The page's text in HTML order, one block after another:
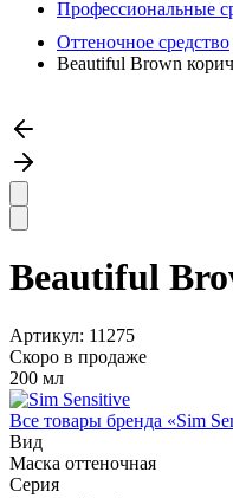
Профессиональные
Оттеночное средство
Beautiful Brown
Beautiful
Артикул: 11275
Скоро в продаже
200 мл
Все товары бренда «Sim
Вид
Маска оттеночная
Серия